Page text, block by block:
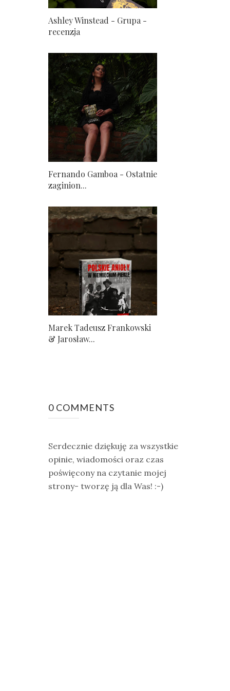
Ashley Winstead - Grupa -
recenzja
Fernando Gamboa - Ostatnie
zaginion...
Marek Tadeusz Frankowski
& Jarosław...
0 COMMENTS
Serdecznie dziękuję za wszystkie
opinie, wiadomości oraz czas
poświęcony na czytanie mojej
strony- tworzę ją dla Was! :-)